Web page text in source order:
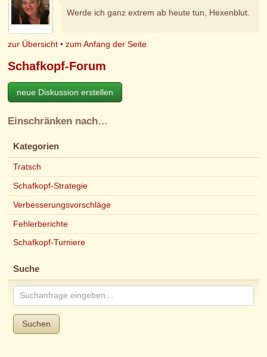
Werde ich ganz extrem ab heute tun, Hexenblut.
zur Übersicht •zum Anfang der Seite
Schafkopf-Forum
neue Diskussion erstellen
Einschränken nach…
Kategorien
Tratsch
Schafkopf-Strategie
Verbesserungsvorschläge
Fehlerberichte
Schafkopf-Turniere
Suche
Suchen